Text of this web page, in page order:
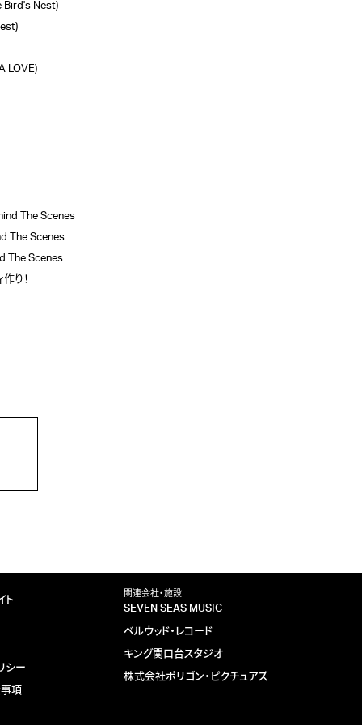
Bird's Nest)
LOVE)
The Scenes
The Scenes
The Scenes
り！
ト
シー
項
関連会社・施設
SEVEN SEAS MUSIC
ベルウッド・レコード
キング関口台スタジオ
株式会社ポリゴン・ピクチュアズ